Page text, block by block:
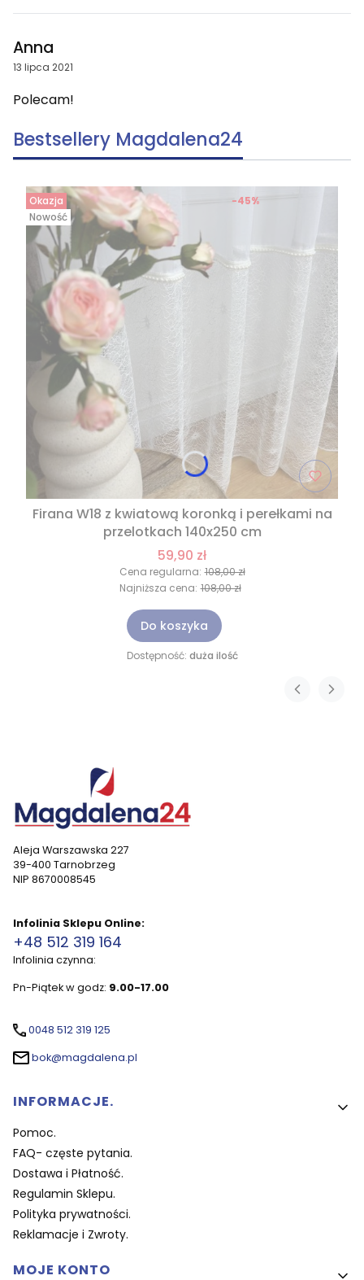
Anna
13 lipca 2021
Polecam!
Bestsellery Magdalena24
Okazja
Nowość
Firana W18 z kwiatową koronką i perełkami na
przelotkach 140x250 cm
59,90 zł
Cena regularna: 108,00 zł
-45%
Najniższa cena: 108,00 zł
Do koszyka
Dostępność: duża ilość
Aleja Warszawska 227
39-400 Tarnobrzeg
NIP 8670008545
Infolinia Sklepu Online:
+48 512 319 164
Infolinia czynna:
Pn-Piątek w godz: 9.00-17.00
0048 512 319 125
bok@magdalena.pl
Linki w stopce
INFORMACJE.
Pomoc.
FAQ- częste pytania.
Dostawa i Płatność.
Regulamin Sklepu.
Polityka prywatności.
Reklamacje i Zwroty.
MOJE KONTO